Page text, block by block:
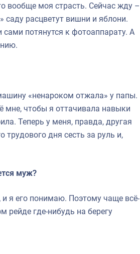
вообще моя страсть. Сейчас жду –
саду расцветут вишни и яблони.
сами потянутся к фотоаппарату. А
«ненароком отжала» у папы.
мне, чтобы я оттачивала навыки
Теперь у меня, правда, другая
дня сесть за руль и,
муж?
я его понимаю. Поэтому чаще всё-
рейде где-нибудь на берегу